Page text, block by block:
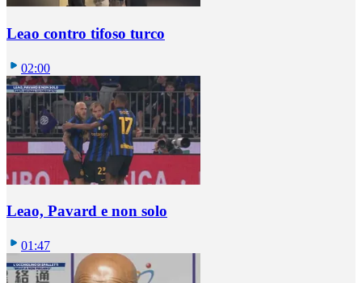
Leao contro tifoso turco
02:00
Leao, Pavard e non solo
01:47